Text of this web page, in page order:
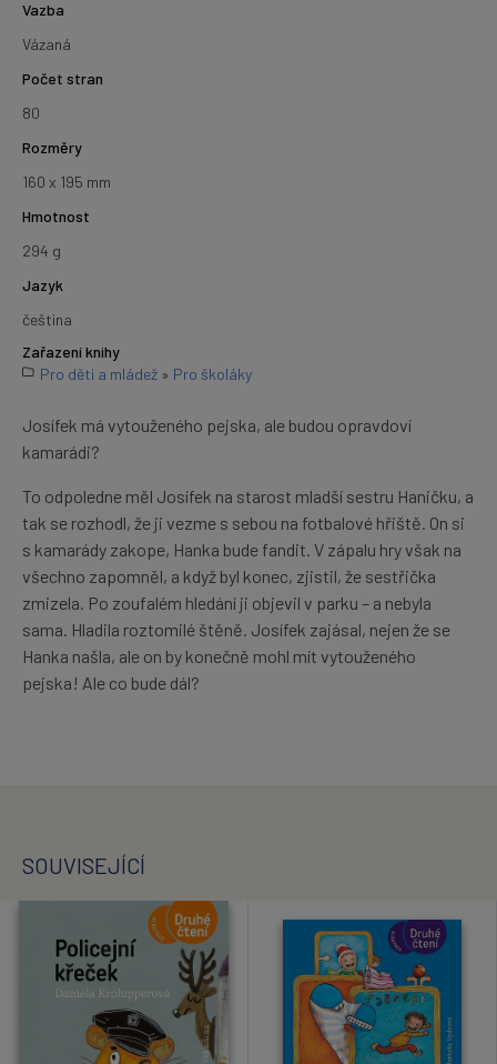
Vazba
Vázaná
Počet stran
80
Rozměry
160 x 195 mm
Hmotnost
294 g
Jazyk
čeština
Zařazení knihy
Pro děti a mládež » Pro školáky
Josífek má vytouženého pejska, ale budou opravdoví
kamarádi?
To odpoledne měl Josífek na starost mladší sestru Haničku, a
tak se rozhodl, že ji vezme s sebou na fotbalové hřiště. On si
s kamarády zakope, Hanka bude fandit. V zápalu hry však na
všechno zapomněl, a když byl konec, zjistil, že sestřička
zmizela. Po zoufalém hledání ji objevil v parku – a nebyla
sama. Hladila roztomilé štěně. Josífek zajásal, nejen že se
Hanka našla, ale on by konečně mohl mít vytouženého
pejska! Ale co bude dál?
SOUVISEJÍCÍ